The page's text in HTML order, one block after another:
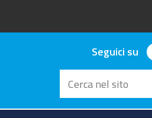
Seguici su